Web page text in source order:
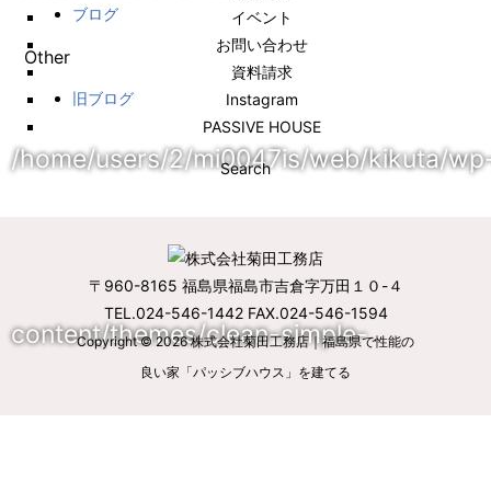
イベント
お問い合わせ
資料請求
Instagram
PASSIVE HOUSE
Search
/home/users/2/mi0047is/web/kikuta/
content/themes/clean-simple-
ブログ
Other
旧ブログ
〒960-8165 福島県福島市吉倉字万田１０-４
TEL.024-546-1442 FAX.024-546-1594
Copyright © 2026株式会社菊田工務店｜福島県で性能の
良い家「パッシブハウス」を建てる